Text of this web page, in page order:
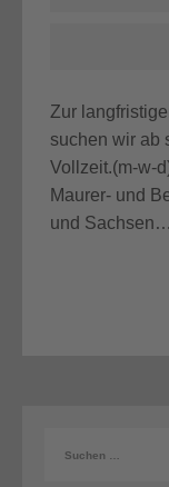
Zur
suchen wir ab
Vollzeit.(m-w-
Maurer- und
und Sachsen…